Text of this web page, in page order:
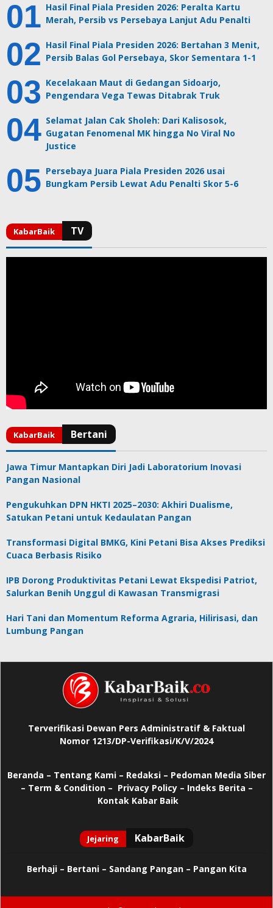
Hasil Final Piala Presiden 2026: Peralta Kartu
Merah, Persib vs Persebaya Lanjut Adu Penalti
Hasil Final Piala Presiden 2026: Bertahan 3 Menit,
Persib Balas Gol Persebaya, Skor Sementara 1-1
Kecelakaan Maut di Gedangan Sidoarjo,
Pengendara Vega Tewas Ditabrak Truk
Selamat Jalan Cak Sholeh: Dari Kalisosok,
Gugatan Fenomenal MK hingga No Viral No
Justice
Persebaya Juara Piala Presiden 2026 usai
Bungkam Persib Lewat Adu Penalti Skor 5-6
Jawa Timur Mantapkan Diri Jadi Laboratorium Inovasi
Pangan Nasional
Pengukuhkan DPN HKTI 2025–2030: Akhiri Dualisme,
Satukan Petani untuk Kedaulatan Pangan
Transformasi Digital BMKG, Kini Petani Bisa Akses Prediksi
Cuaca Berbasis Risiko
IPB Dorong Produktivitas Petani Lewat Ekspedisi Patriot,
Salurkan Benih Unggul di Kawasan Transmigrasi
Hari Tani dan Momentum Reforma Agraria, Hilirisasi, dan
Lumbung Pangan
Terverifikasi Dewan Pers Administratif & Faktual
Nomor 1213/DP-Verifikasi/K/V/2024
Beranda – Tentang Kami – Redaksi – Pedoman Media Siber
– Term & Condition – Privacy Policy– Indeks Berita –
Kontak Kabar Baik
Berhaji– Bertani – Sandang Pangan – Pangan Kita